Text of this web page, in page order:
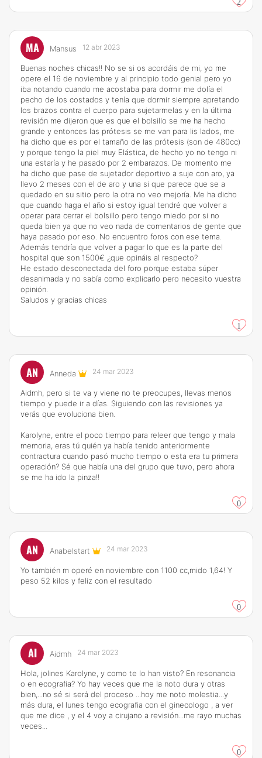
2
MA Mansus 12 abr 2023
Buenas noches chicas!! No se si os acordáis de mi, yo me
opere el 16 de noviembre y al principio todo genial pero yo
iba notando cuando me acostaba para dormir me dolía el
pecho de los costados y tenía que dormir siempre apretando
los brazos contra el cuerpo para sujetarmelas y en la última
revisión me dijeron que es que el bolsillo se me ha hecho
grande y entonces las prótesis se me van para lis lados, me
ha dicho que es por el tamaño de las prótesis (son de 480cc)
y porque tengo la piel muy Elástica, de hecho yo no tengo ni
una estaría y he pasado por 2 embarazos. De momento me
ha dicho que pase de sujetador deportivo a suje con aro, ya
llevo 2 meses con el de aro y una si que parece que se a
quedado en su sitio pero la otra no veo mejoría. Me ha dicho
que cuando haga el año si estoy igual tendré que volver a
operar para cerrar el bolsillo pero tengo miedo por si no
queda bien ya que no veo nada de comentarios de gente que
haya pasado por eso. No encuentro foros con ese tema.
Además tendría que volver a pagar lo que es la parte del
hospital que son 1500€ ¿que opináis al respecto?
He estado desconectada del foro porque estaba súper
desanimada y no sabía como explicarlo pero necesito vuestra
opinión.
Saludos y gracias chicas
1
AN Anneda 24 mar 2023
Aidmh, pero si te va y viene no te preocupes, llevas menos
tiempo y puede ir a días. Siguiendo con las revisiones ya
verás que evoluciona bien.
Karolyne, entre el poco tiempo para releer que tengo y mala
memoria, eras tú quién ya había tenido anteriormente
contractura cuando pasó mucho tiempo o esta era tu primera
operación? Sé que había una del grupo que tuvo, pero ahora
se me ha ido la pinza!!
0
AN Anabelstart 24 mar 2023
Yo también m operé en noviembre con 1100 cc,mido 1,64! Y
peso 52 kilos y feliz con el resultado
0
AI Aidmh 24 mar 2023
Hola, jolines Karolyne, y como te lo han visto? En resonancia
o en ecografia? Yo hay veces que me la noto dura y otras
bien,...no sé si será del proceso ...hoy me noto molestia...y
más dura, el lunes tengo ecografia con el ginecologo , a ver
que me dice , y el 4 voy a cirujano a revisión...me rayo muchas
veces...
0